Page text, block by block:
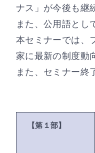
ナス」が今後も継
また、公用語とし
本セミナーでは、
家に最新の制度動
また、セミナー終
【第１部】